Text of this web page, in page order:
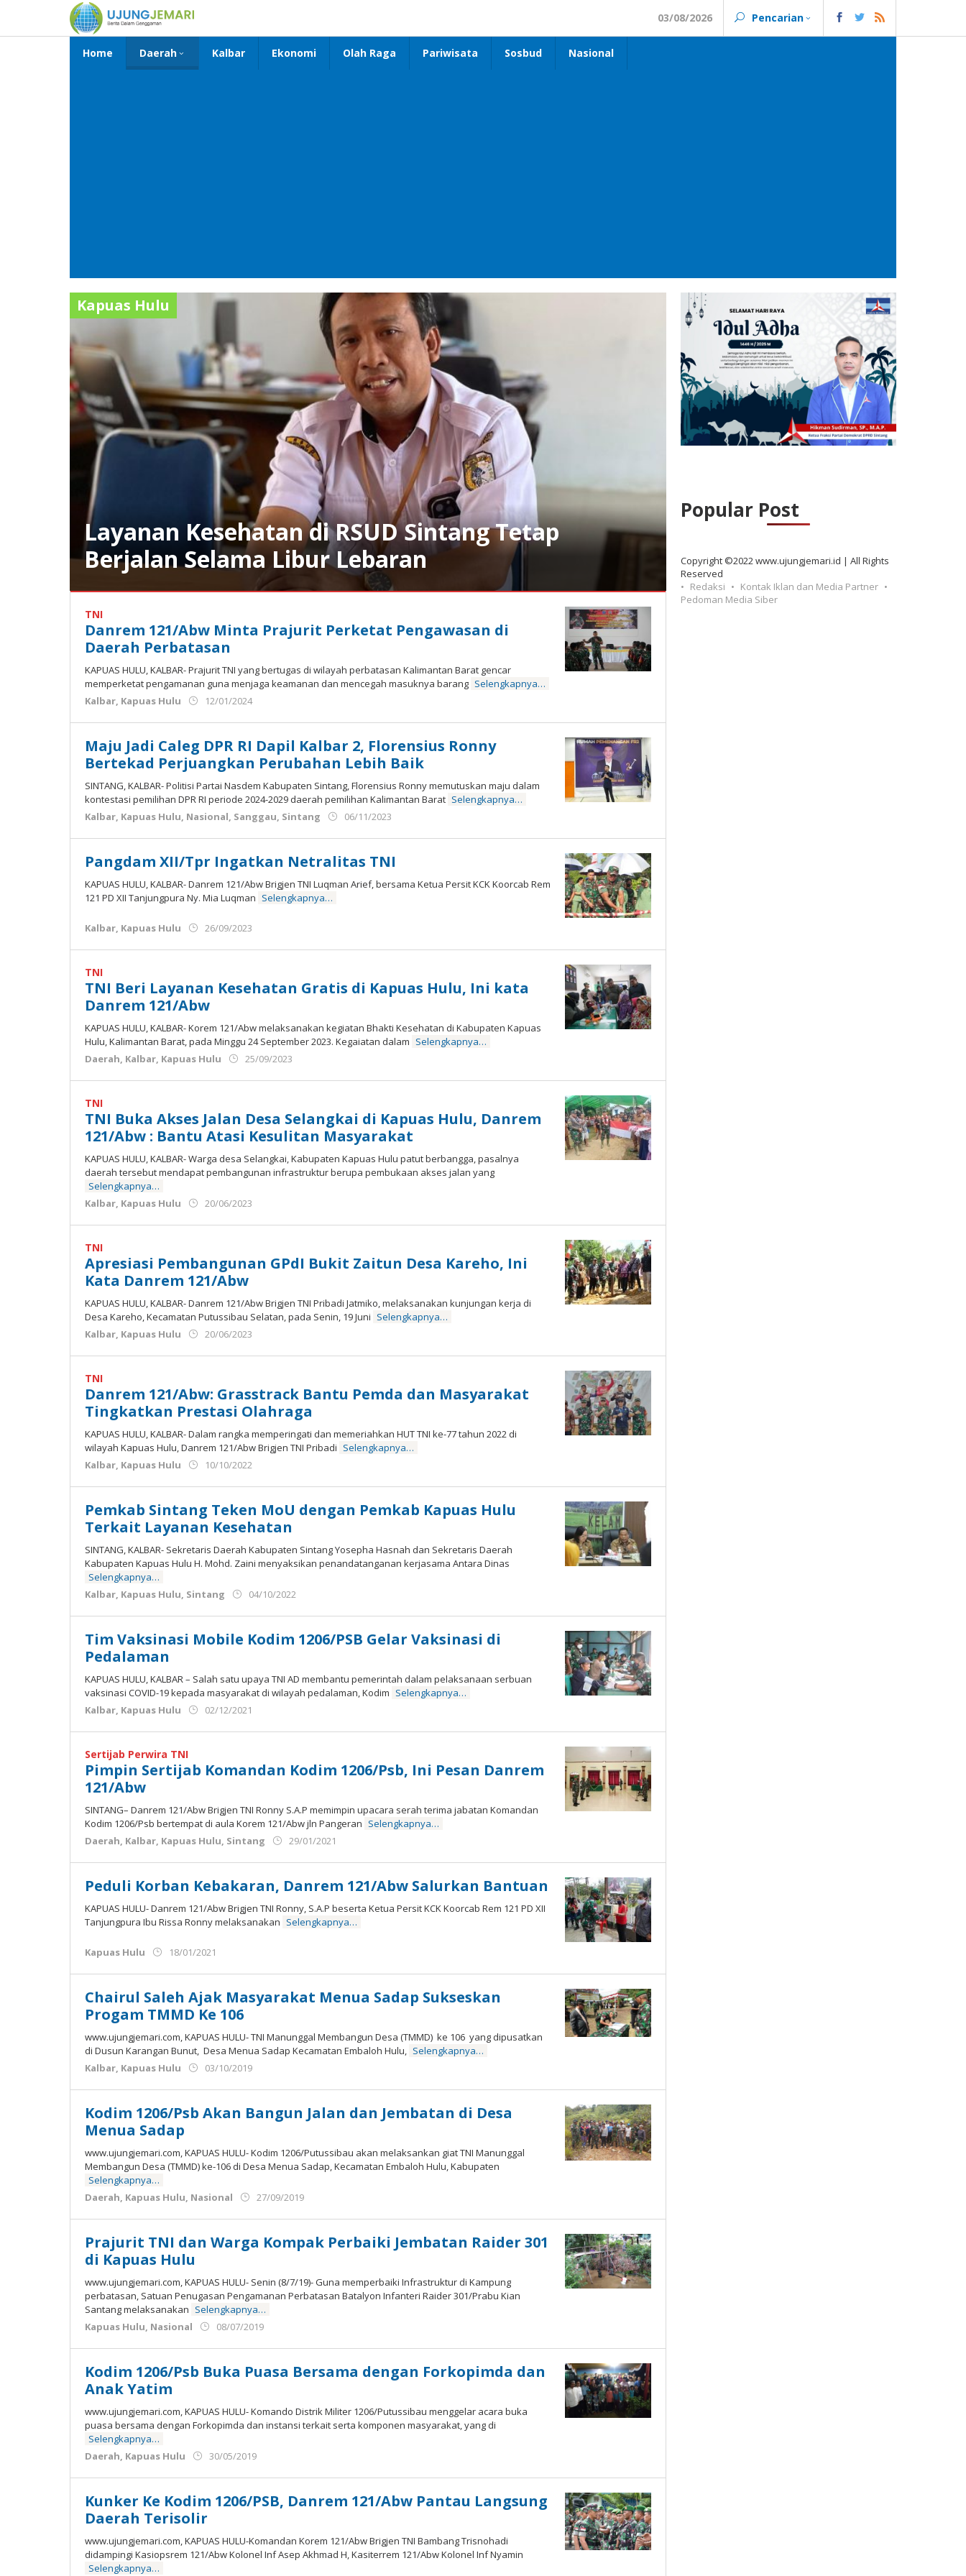
konten
03/08/2026 Pencarian
Home Daerah Kalbar Ekonomi Olah Raga Pariwisata Sosbud Nasional
Layanan Kesehatan di RSUD Sintang Tetap
Berjalan Selama Libur Lebaran
Kalbar,
Kapuas
Hulu,
Melawi,
Sanggau,
Sekadau,
Sintang
27/03/2024
oleh
Admin
Jemari
Kapuas Hulu
TNI
Danrem 121/Abw Minta Prajurit Perketat Pengawasan di
Daerah Perbatasan
KAPUAS HULU, KALBAR- Prajurit TNI yang bertugas di wilayah perbatasan Kalimantan Barat gencar
memperketat pengamanan guna menjaga keamanan dan mencegah masuknya barang Selengkapnya…
Kalbar, Kapuas Hulu 12/01/2024
Ujung
Jemari
Maju Jadi Caleg DPR RI Dapil Kalbar 2, Florensius Ronny
Bertekad Perjuangkan Perubahan Lebih Baik
SINTANG, KALBAR- Politisi Partai Nasdem Kabupaten Sintang, Florensius Ronny memutuskan maju dalam
kontestasi pemilihan DPR RI periode 2024-2029 daerah pemilihan Kalimantan Barat Selengkapnya…
Kalbar, Kapuas Hulu, Nasional, Sanggau, Sintang 06/11/2023
Ujung
Pangdam XII/Tpr Ingatkan Netralitas TNI
KAPUAS HULU, KALBAR- Danrem 121/Abw Brigjen TNI Luqman Arief, bersama Ketua Persit KCK Koorcab Rem
121 PD XII Tanjungpura Ny. Mia Luqman Selengkapnya…
Kalbar, Kapuas Hulu 26/09/2023
Ujung
TNI
TNI Beri Layanan Kesehatan Gratis di Kapuas Hulu, Ini kata
Danrem 121/Abw
KAPUAS HULU, KALBAR- Korem 121/Abw melaksanakan kegiatan Bhakti Kesehatan di Kabupaten Kapuas
Hulu, Kalimantan Barat, pada Minggu 24 September 2023. Kegaiatan dalam Selengkapnya…
Daerah, Kalbar, Kapuas Hulu 25/09/2023
Ujung
TNI
TNI Buka Akses Jalan Desa Selangkai di Kapuas Hulu, Danrem
121/Abw : Bantu Atasi Kesulitan Masyarakat
KAPUAS HULU, KALBAR- Warga desa Selangkai, Kabupaten Kapuas Hulu patut berbangga, pasalnya
daerah tersebut mendapat pembangunan infrastruktur berupa pembukaan akses jalan yang
Selengkapnya…
Kalbar, Kapuas Hulu 20/06/2023
Ujung
TNI
Apresiasi Pembangunan GPdI Bukit Zaitun Desa Kareho, Ini
Kata Danrem 121/Abw
KAPUAS HULU, KALBAR- Danrem 121/Abw Brigjen TNI Pribadi Jatmiko, melaksanakan kunjungan kerja di
Desa Kareho, Kecamatan Putussibau Selatan, pada Senin, 19 Juni Selengkapnya…
Kalbar, Kapuas Hulu 20/06/2023
Ujung
TNI
Danrem 121/Abw: Grasstrack Bantu Pemda dan Masyarakat
Tingkatkan Prestasi Olahraga
KAPUAS HULU, KALBAR- Dalam rangka memperingati dan memeriahkan HUT TNI ke-77 tahun 2022 di
wilayah Kapuas Hulu, Danrem 121/Abw Brigjen TNI Pribadi Selengkapnya…
Kalbar, Kapuas Hulu 10/10/2022
Ujung
Jemari
Pemkab Sintang Teken MoU dengan Pemkab Kapuas Hulu
Terkait Layanan Kesehatan
SINTANG, KALBAR- Sekretaris Daerah Kabupaten Sintang Yosepha Hasnah dan Sekretaris Daerah
Kabupaten Kapuas Hulu H. Mohd. Zaini menyaksikan penandatanganan kerjasama Antara Dinas
Selengkapnya…
Kalbar, Kapuas Hulu, Sintang 04/10/2022
Ujung
Jemari
Tim Vaksinasi Mobile Kodim 1206/PSB Gelar Vaksinasi di
Pedalaman
KAPUAS HULU, KALBAR – Salah satu upaya TNI AD membantu pemerintah dalam pelaksanaan serbuan
vaksinasi COVID-19 kepada masyarakat di wilayah pedalaman, Kodim Selengkapnya…
Kalbar, Kapuas Hulu 02/12/2021
Ujung
Sertijab Perwira TNI
Pimpin Sertijab Komandan Kodim 1206/Psb, Ini Pesan Danrem
121/Abw
SINTANG– Danrem 121/Abw Brigjen TNI Ronny S.A.P memimpin upacara serah terima jabatan Komandan
Kodim 1206/Psb bertempat di aula Korem 121/Abw jln Pangeran Selengkapnya…
Daerah, Kalbar, Kapuas Hulu, Sintang 29/01/2021
Ujung
Jemari
Peduli Korban Kebakaran, Danrem 121/Abw Salurkan Bantuan
KAPUAS HULU- Danrem 121/Abw Brigjen TNI Ronny, S.A.P beserta Ketua Persit KCK Koorcab Rem 121 PD XII
Tanjungpura Ibu Rissa Ronny melaksanakan Selengkapnya…
Kapuas Hulu 18/01/2021
Ujung
Jemari
Chairul Saleh Ajak Masyarakat Menua Sadap Sukseskan
Progam TMMD Ke 106
www.ujungjemari.com, KAPUAS HULU- TNI Manunggal Membangun Desa (TMMD) ke 106 yang dipusatkan
di Dusun Karangan Bunut, Desa Menua Sadap Kecamatan Embaloh Hulu, Selengkapnya…
Kalbar, Kapuas Hulu 03/10/2019
Ujung
Jemari
Kodim 1206/Psb Akan Bangun Jalan dan Jembatan di Desa
Menua Sadap
www.ujungjemari.com, KAPUAS HULU- Kodim 1206/Putussibau akan melaksankan giat TNI Manunggal
Membangun Desa (TMMD) ke-106 di Desa Menua Sadap, Kecamatan Embaloh Hulu, Kabupaten
Selengkapnya…
Daerah, Kapuas Hulu, Nasional 27/09/2019
Ujung
Jemari
Prajurit TNI dan Warga Kompak Perbaiki Jembatan Raider 301
di Kapuas Hulu
www.ujungjemari.com, KAPUAS HULU- Senin (8/7/19)- Guna memperbaiki Infrastruktur di Kampung
perbatasan, Satuan Penugasan Pengamanan Perbatasan Batalyon Infanteri Raider 301/Prabu Kian
Santang melaksanakan Selengkapnya…
Kapuas Hulu, Nasional 08/07/2019
Ujung
Jemari
Kodim 1206/Psb Buka Puasa Bersama dengan Forkopimda dan
Anak Yatim
www.ujungjemari.com, KAPUAS HULU- Komando Distrik Militer 1206/Putussibau menggelar acara buka
puasa bersama dengan Forkopimda dan instansi terkait serta komponen masyarakat, yang di
Selengkapnya…
Daerah, Kapuas Hulu 30/05/2019
Ujung
Jemari
Kunker Ke Kodim 1206/PSB, Danrem 121/Abw Pantau Langsung
Daerah Terisolir
www.ujungjemari.com, KAPUAS HULU-Komandan Korem 121/Abw Brigjen TNI Bambang Trisnohadi
didampingi Kasiopsrem 121/Abw Kolonel Inf Asep Akhmad H, Kasiterrem 121/Abw Kolonel Inf Nyamin
Selengkapnya…
Popular Post
Copyright ©2022 www.ujungjemari.id | All Rights
Reserved
Redaksi
Kontak Iklan dan Media Partner
Pedoman Media Siber